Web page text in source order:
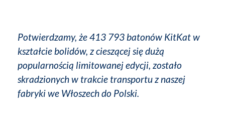
Potwierdzamy, że 413 793 batonów KitKat w
kształcie bolidów, z cieszącej się dużą
popularnością limitowanej edycji, zostało
skradzionych w trakcie transportu z naszej
fabryki we Włoszech do Polski.